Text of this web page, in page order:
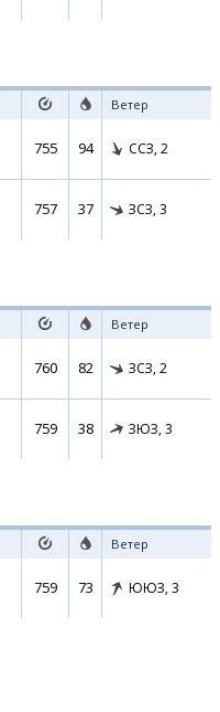
Ветер
755 94 ССЗ, 2
757 37 ЗСЗ, 3
Ветер
760 82 ЗСЗ, 2
759 38 ЗЮЗ, 3
Ветер
759 73 ЮЮЗ, 3